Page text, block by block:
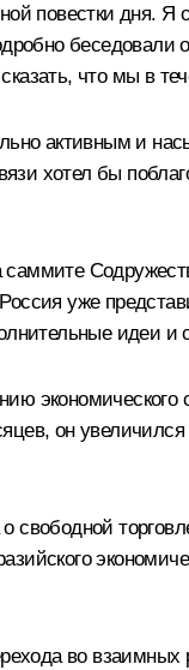
повестки дня.
беседовали
что мы в
активным и
хотел бы
уже
идеи и
он
во